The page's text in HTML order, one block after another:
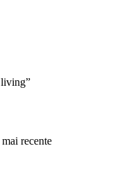
living”
recente